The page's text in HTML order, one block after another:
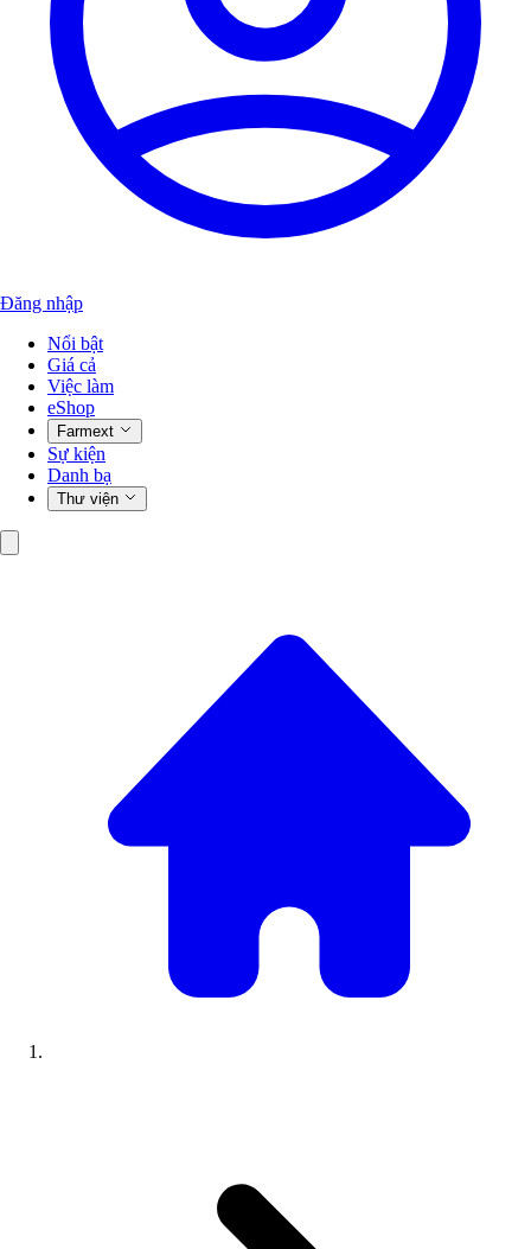
Đăng nhập
Nổi bật
Giá cả
Việc làm
eShop
Farmext
Sự kiện
Danh bạ
Thư viện